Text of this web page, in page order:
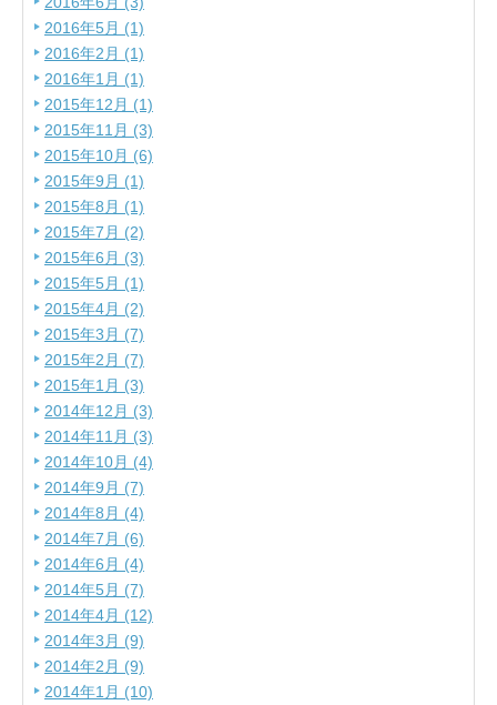
2016年5月 (1)
2016年2月 (1)
2016年1月 (1)
2015年12月 (1)
2015年11月 (3)
2015年10月 (6)
2015年9月 (1)
2015年8月 (1)
2015年7月 (2)
2015年6月 (3)
2015年5月 (1)
2015年4月 (2)
2015年3月 (7)
2015年2月 (7)
2015年1月 (3)
2014年12月 (3)
2014年11月 (3)
2014年10月 (4)
2014年9月 (7)
2014年8月 (4)
2014年7月 (6)
2014年6月 (4)
2014年5月 (7)
2014年4月 (12)
2014年3月 (9)
2014年2月 (9)
2014年1月 (10)